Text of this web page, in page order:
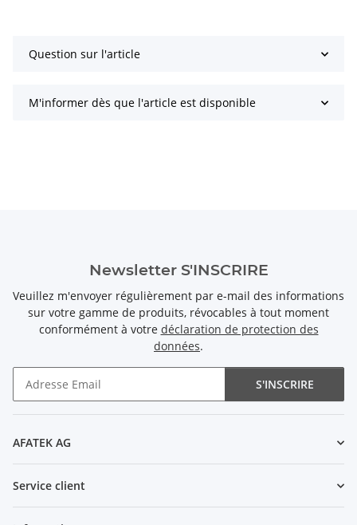
Question sur l'article
M'informer dès que l'article est disponible
Newsletter S'INSCRIRE
Veuillez m'envoyer régulièrement par e-mail des informations
sur votre gamme de produits, révocables à tout moment
conformément à votre déclaration de protection des
données.
S'INSCRIRE
AFATEK AG
Service client